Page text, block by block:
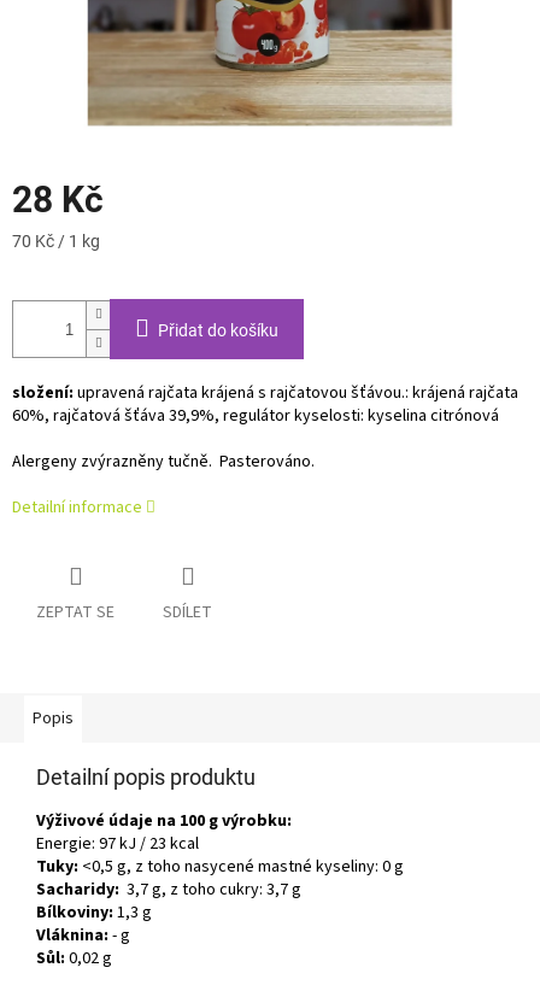
28 Kč
Měrná
70 Kč / 1 kg
Přidat do košíku
složení: upravená rajčata krájená s rajčatovou šťávou.: krájená rajčata
60%, rajčatová šťáva 39,9%, regulátor kyselosti: kyselina citrónová
Alergeny zvýrazněny tučně. Pasterováno.
Detailní informace
ZEPTAT SE SDÍLET
Popis
Detailní popis produktu
Výživové údaje na 100 g výrobku:
Energie: 97 kJ / 23 kcal
Tuky: <0,5 g, z toho nasycené mastné kyseliny: 0 g
Sacharidy: 3,7 g, z toho cukry: 3,7 g
Bílkoviny: 1,3 g
Vláknina: - g
Sůl: 0,02 g